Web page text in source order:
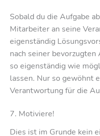
Sobald du die Aufgabe
Mitarbeiter an seine
eigenständig
nach seiner
so eigenständig wie
lassen. Nur so gewöhnt
Verantwortung für die
7. Motiviere!
Dies ist im Grunde kein